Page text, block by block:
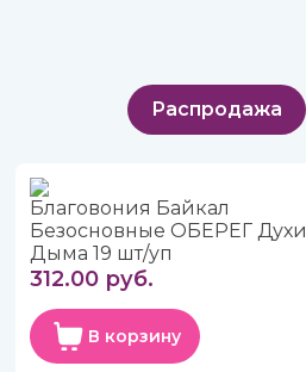
Распродажа
Благовония Байкал
Безосновные ОБЕРЕГ Духи
Дыма 19 шт/уп
312.00 руб.
В корзину